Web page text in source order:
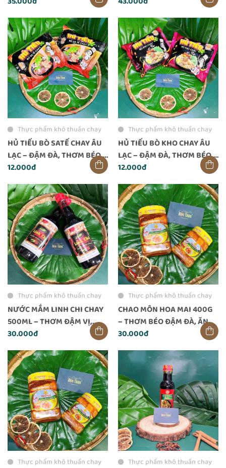
Thực phẩm khô thuần chay
HỦ TIẾU BÒ SATẾ CHAY ÂU
LẠC – ĐẬM ĐÀ, THƠM BÉO,
ĂN LIỀN TIỆN LỢI
12.000đ
Thực phẩm khô thuần chay
HỦ TIẾU BÒ KHO CHAY ÂU
LẠC – ĐẬM ĐÀ, THƠM BÉO,
TIỆN LỢI ĂN LIỀN
12.000đ
Thực phẩm khô thuần chay
NƯỚC MẮM LINH CHI CHAY
500ML – THƠM ĐẬM VỊ,
DÙNG CHAY AN TOÀN
30.000đ
Thực phẩm khô thuần chay
CHAO MÔN HOA MAI 400G
– THƠM BÉO ĐẬM ĐÀ, ĂN
LÀ GHIỀN
30.000đ
Thực phẩm khô thuần chay Thực phẩm khô thuần chay